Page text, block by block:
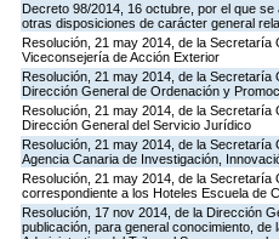
Decreto 98/2014, 16 octubre, por el que
otras disposiciones de carácter general
Resolución, 21 may 2014, de la
Viceconsejería de Acción Exterior
Resolución, 21 may 2014, de la
Dirección General de Ordenación y
Resolución, 21 may 2014, de la
Dirección General del Servicio Jurídico
Resolución, 21 may 2014, de la
Agencia Canaria de Investigación,
Resolución, 21 may 2014, de la
correspondiente a los Hoteles Escuela de
Resolución, 17 nov 2014, de la Dirección
publicación, para general conocimiento,